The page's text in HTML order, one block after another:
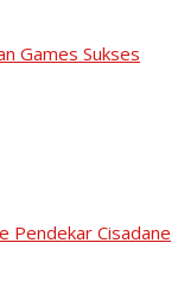
Games Sukses
Pendekar Cisadane